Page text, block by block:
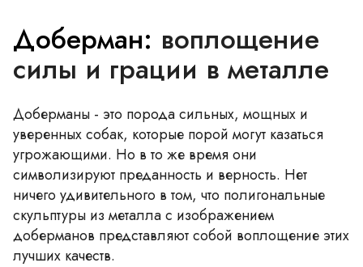
Доберман: воплощение
силы и грации в металле
Доберманы - это порода сильных, мощных и
уверенных собак, которые порой могут казаться
угрожающими. Но в то же время они
символизируют преданность и верность. Нет
ничего удивительного в том, что полигональные
скульптуры из металла с изображением
доберманов представляют собой воплощение этих
лучших качеств.